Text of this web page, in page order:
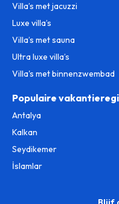
Villa’s met jacuzzi
Luxe villa’s
Villa’s met sauna
Ultra luxe villa’s
Villa's met binnenzwembad
Populaire
Antalya
Kalkan
Seydikemer
İslamlar